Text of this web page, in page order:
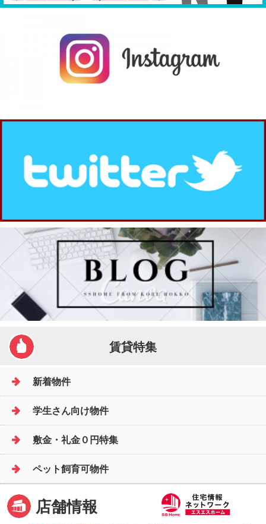
賃貸特集
新着物件
学生さん向け物件
敷金・礼金０円特集
ペット飼育可物件
店舗情報